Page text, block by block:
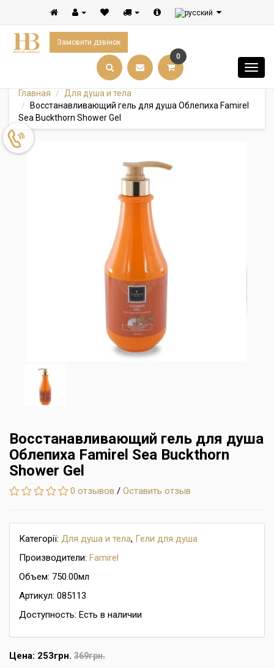
Замовити дзвінок
0
Главная
Для душа и тела
Восстанавливающий гель для душа Облепиха Famirel
Sea Buckthorn Shower Gel
Восстанавливающий гель для душа
Облепиха Famirel Sea Buckthorn
Shower Gel
0 отзывов / Оставить отзыв
Категорії: Для душа и тела, Гели для душа
Производители: Famirel
Объем: 750.00мл
Артикул: 085113
Доступность: Есть в наличии
Цена: 253грн. 369грн.